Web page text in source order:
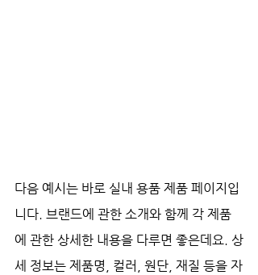
다음 예시는 바로 실내 용품 제품 페이지입
니다. 브랜드에 관한 소개와 함께 각 제품
에 관한 상세한 내용을 다루면 좋은데요. 상
세 정보는 제품명, 컬러, 원단, 재질 등을 자